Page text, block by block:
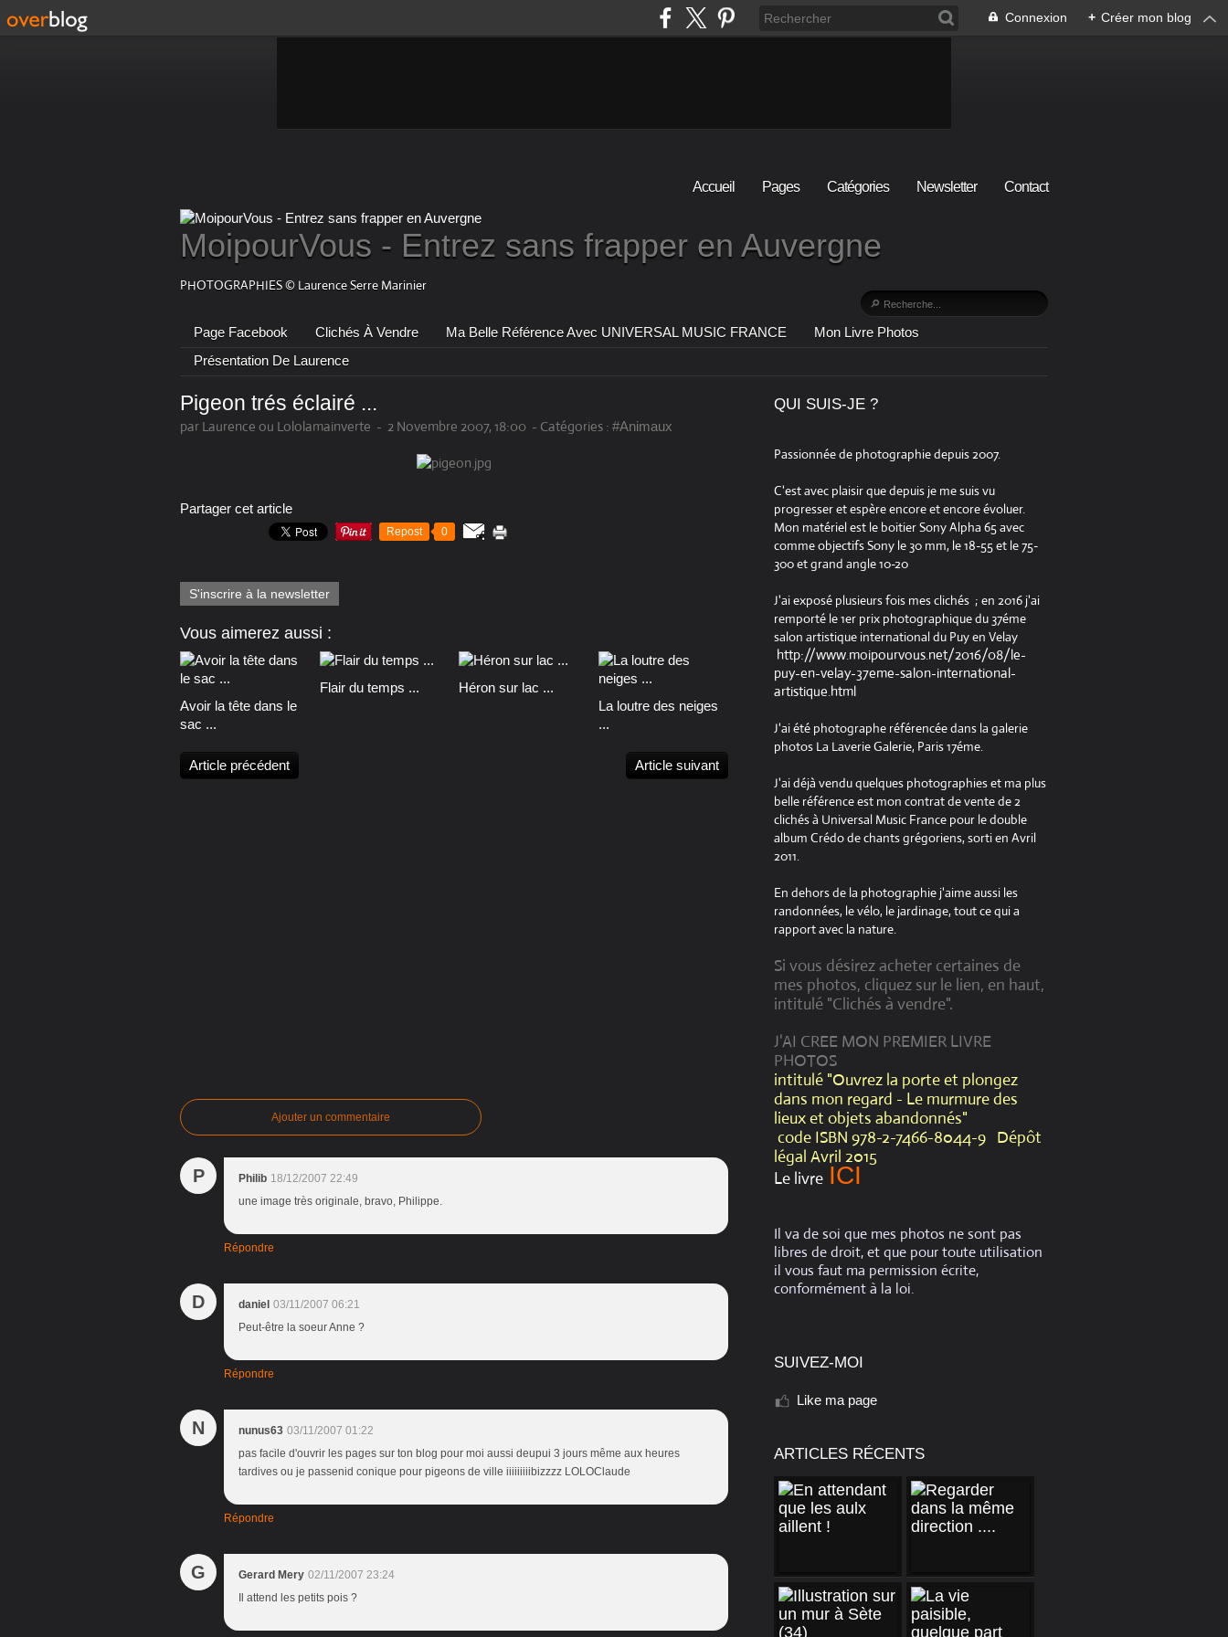
Connexion + Créer mon blog
Accueil Pages Catégories Newsletter Contact
MoipourVous - Entrez sans frapper en Auvergne
PHOTOGRAPHIES © Laurence Serre Marinier
Page Facebook Clichés À Vendre Ma Belle Référence Avec UNIVERSAL MUSIC FRANCE
Mon Livre Photos
Présentation De Laurence
Pigeon trés éclairé ...
par Laurence ou Lololamainverte - 2 Novembre 2007, 18:00 - Catégories : #Animaux
Partager cet article
Repost 0
S'inscrire à la newsletter
Vous aimerez aussi :
Avoir la tête dans le
sac ...
Flair du temps ...
Héron sur lac ...
La loutre des neiges
...
Article précédent Article suivant
Ajouter un commentaire
P Philib 18/12/2007 22:49
une image très originale, bravo, Philippe.
Répondre
D daniel 03/11/2007 06:21
Peut-être la soeur Anne ?
Répondre
N nunus63 03/11/2007 01:22
pas facile d'ouvrir les pages sur ton blog pour moi aussi deupui 3 jours même aux heures
tardives ou je passenid conique pour pigeons de ville iiiiiiiiibizzzz LOLOClaude
Répondre
G Gerard Mery 02/11/2007 23:24
Il attend les petits pois ?
QUI SUIS-JE ?
Passionnée de photographie depuis 2007.
C'est avec plaisir que depuis je me suis vu
progresser et espère encore et encore évoluer.
Mon matériel est le boitier Sony Alpha 65 avec
comme objectifs Sony le 30 mm, le 18-55 et le 75-
300 et grand angle 10-20
J'ai exposé plusieurs fois mes clichés ; en 2016 j'ai
remporté le 1er prix photographique du 37éme
salon artistique international du Puy en Velay
http://www.moipourvous.net/2016/08/le-
puy-en-velay-37eme-salon-international-
artistique.html
J'ai été photographe référencée dans la galerie
photos La Laverie Galerie, Paris 17éme.
J'ai déjà vendu quelques photographies et ma plus
belle référence est mon contrat de vente de 2
clichés à Universal Music France pour le double
album Crédo de chants grégoriens, sorti en Avril
2011.
En dehors de la photographie j'aime aussi les
randonnées, le vélo, le jardinage, tout ce qui a
rapport avec la nature.
Si vous désirez acheter certaines de
mes photos, cliquez sur le lien, en haut,
intitulé "Clichés à vendre".
J'AI CREE MON PREMIER LIVRE
PHOTOS
intitulé "Ouvrez la porte et plongez
dans mon regard - Le murmure des
lieux et objets abandonnés"
code ISBN 978-2-7466-8044-9 Dépôt
légal Avril 2015
Le livre ICI
Il va de soi que mes photos ne sont pas
libres de droit, et que pour toute utilisation
il vous faut ma permission écrite,
conformément à la loi.
SUIVEZ-MOI
Like ma page
ARTICLES RÉCENTS